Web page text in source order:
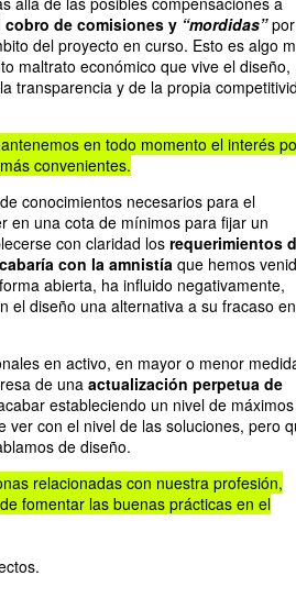
de comisiones y “mordidas”por
del proyecto en curso. Esto es algo
maltrato económico que vive el diseño,
transparencia y de la propia
en todo momento el interés
convenientes.
conocimientos necesarios para el
en una cota de mínimos para fijar un
con claridad los requerimientos
con la amnistíaque hemos
abierta, ha influido negativamente,
el diseño una alternativa a su fracaso en
en activo, en mayor o menor
de unaactualización perpetua de
estableciendo un nivel de máximos
con el nivel de las soluciones, pero
de diseño.
relacionadas con nuestra profesión,
fomentar las buenas prácticas en el